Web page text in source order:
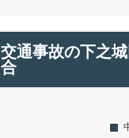
交通事故の下之
合